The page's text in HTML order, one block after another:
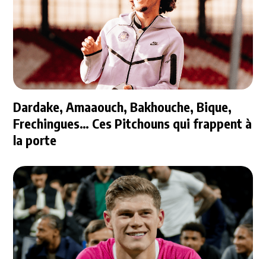
Dardake, Amaaouch, Bakhouche, Bique,
Frechingues… Ces Pitchouns qui frappent à
la porte